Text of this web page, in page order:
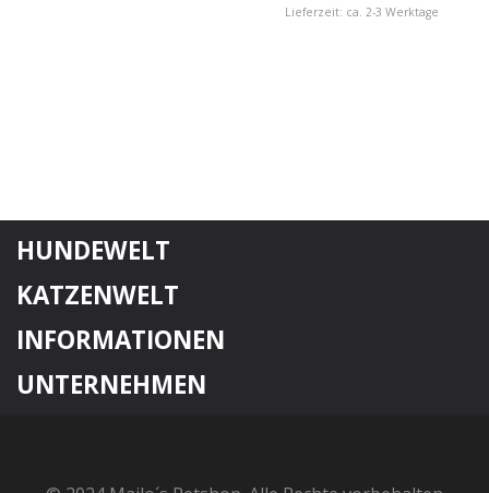
Lieferzeit: ca. 2-3 Werktage
HUNDEWELT
KATZENWELT
INFORMATIONEN
UNTERNEHMEN